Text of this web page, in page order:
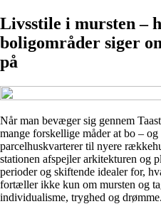
Livsstile i mursten –
boligområder siger
på
Når man bevæger sig gennem
mange forskellige måder at bo –
parcelhuskvarterer til nyere
stationen afspejler arkitekturen og
perioder og skiftende idealer for,
fortæller ikke kun om mursten og
individualisme, tryghed og drømme.